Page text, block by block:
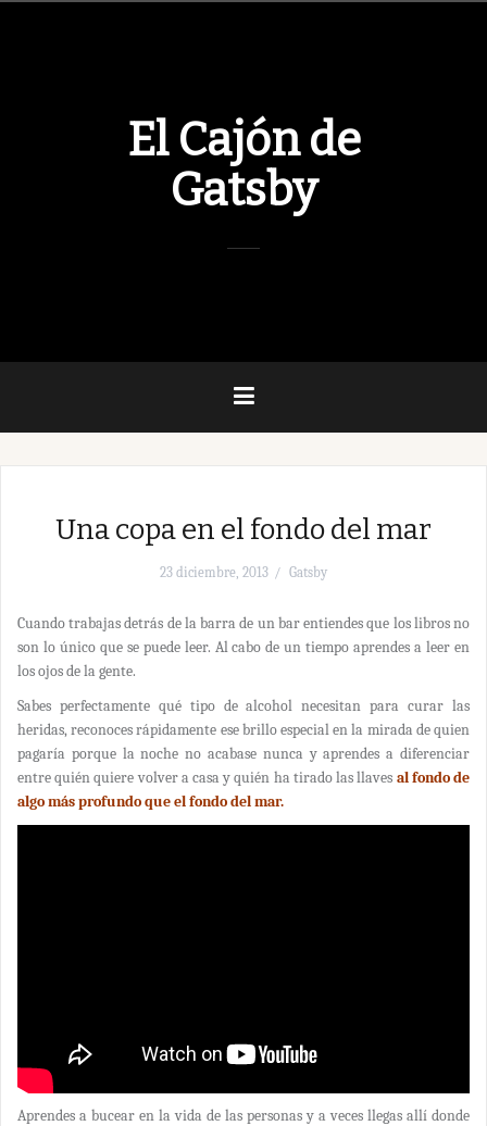
El Cajón de
Gatsby
Una copa en el fondo del mar
23 diciembre, 2013 Gatsby
Cuando trabajas detrás de la barra de un bar entiendes que los libros no
son lo único que se puede leer. Al cabo de un tiempo aprendes a leer en
los ojos de la gente.
Sabes perfectamente qué tipo de alcohol necesitan para curar las
heridas, reconoces rápidamente ese brillo especial en la mirada de quien
pagaría porque la noche no acabase nunca y aprendes a diferenciar
entre quién quiere volver a casa y quién ha tirado las llaves al fondo de
algo más profundo que el fondo del mar.
Aprendes a bucear en la vida de las personas y a veces llegas allí donde